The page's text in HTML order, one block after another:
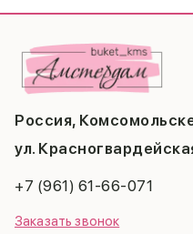
Россия,
ул.
+7 (961) 61-66-071
Заказать звонок